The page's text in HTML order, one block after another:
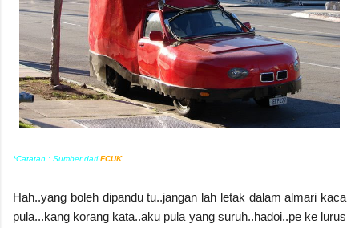
*Catatan : Sumber dariFCUK
Hah..yang boleh dipandu tu..jangan lah letak dalam almari kaca
pula...kang korang kata..aku pula yang suruh..hadoi..pe ke lurus